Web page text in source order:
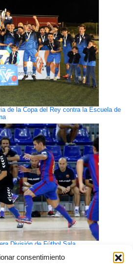
consentimiento
de la Copa del Rey contra la Escuela de
División de Fútbol Sala